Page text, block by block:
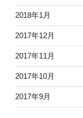
2018年1月
2017年12月
2017年11月
2017年10月
2017年9月